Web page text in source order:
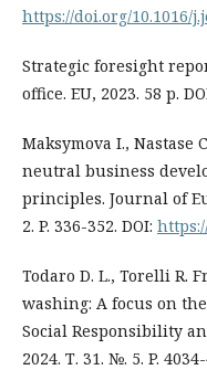
https://doi.org/10.1016/
Strategic foresight
office. EU, 2023. 58 p.
Maksymova I., Nastase
neutral business
principles. Journal of
2. P. 336-352. DOI:
Todaro D. L., Torelli R.
washing: A focus on
Social Responsibility
2024. Т. 31. №. 5. P.